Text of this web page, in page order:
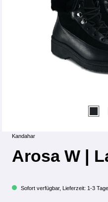
Kandahar
Arosa W |
Sofort verfügbar, Lieferzeit: 1-3 Tage